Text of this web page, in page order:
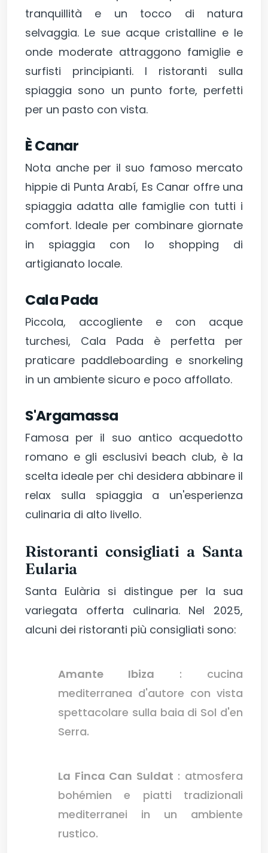
tranquillità e un tocco di natura
selvaggia. Le sue acque cristalline e le
onde moderate attraggono famiglie e
surfisti principianti. I ristoranti sulla
spiaggia sono un punto forte, perfetti
per un pasto con vista.
È Canar
Nota anche per il suo famoso mercato
hippie di Punta Arabí, Es Canar offre una
spiaggia adatta alle famiglie con tutti i
comfort. Ideale per combinare giornate
in spiaggia con lo shopping di
artigianato locale.
Cala Pada
Piccola, accogliente e con acque
turchesi, Cala Pada è perfetta per
praticare paddleboarding e snorkeling
in un ambiente sicuro e poco affollato.
S'Argamassa
Famosa per il suo antico acquedotto
romano e gli esclusivi beach club, è la
scelta ideale per chi desidera abbinare il
relax sulla spiaggia a un'esperienza
culinaria di alto livello.
Ristoranti consigliati a Santa
Eularia
Santa Eulària si distingue per la sua
variegata offerta culinaria. Nel 2025,
alcuni dei ristoranti più consigliati sono:
Amante Ibiza : cucina
mediterranea d'autore con vista
spettacolare sulla baia di Sol d'en
Serra.
La Finca Can Suldat : atmosfera
bohémien e piatti tradizionali
mediterranei in un ambiente
rustico.